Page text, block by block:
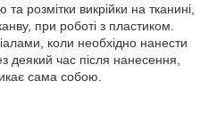
розмітки викрійки на тканині,
при роботі з пластиком.
коли необхідно нанести
деякий час після нанесення,
сама собою.